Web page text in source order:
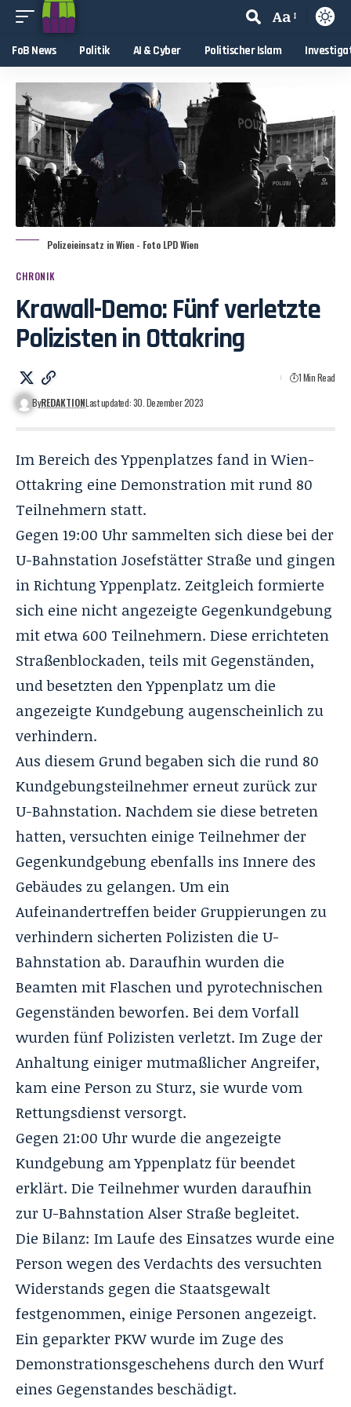
Aa
FoB News Politik AI & Cyber Politischer Islam
Polizeieinsatz in Wien - Foto LPD Wien
CHRONIK
Krawall-Demo: Fünf verletzte
Polizisten in Ottakring
ByREDAKTIONLast updated: 30. Dezember 2023
1 Min Read
Im Bereich des Yppenplatzes fand in Wien-
Ottakring eine Demonstration mit rund 80
Teilnehmern statt.
Gegen 19:00 Uhr sammelten sich diese bei der
U-Bahnstation Josefstätter Straße und gingen
in Richtung Yppenplatz. Zeitgleich formierte
sich eine nicht angezeigte Gegenkundgebung
mit etwa 600 Teilnehmern. Diese errichteten
Straßenblockaden, teils mit Gegenständen,
und besetzten den Yppenplatz um die
angezeigte Kundgebung augenscheinlich zu
verhindern.
Aus diesem Grund begaben sich die rund 80
Kundgebungsteilnehmer erneut zurück zur
U-Bahnstation. Nachdem sie diese betreten
hatten, versuchten einige Teilnehmer der
Gegenkundgebung ebenfalls ins Innere des
Gebäudes zu gelangen. Um ein
Aufeinandertreffen beider Gruppierungen zu
verhindern sicherten Polizisten die U-
Bahnstation ab. Daraufhin wurden die
Beamten mit Flaschen und pyrotechnischen
Gegenständen beworfen. Bei dem Vorfall
wurden fünf Polizisten verletzt. Im Zuge der
Anhaltung einiger mutmaßlicher Angreifer,
kam eine Person zu Sturz, sie wurde vom
Rettungsdienst versorgt.
Gegen 21:00 Uhr wurde die angezeigte
Kundgebung am Yppenplatz für beendet
erklärt. Die Teilnehmer wurden daraufhin
zur U-Bahnstation Alser Straße begleitet.
Die Bilanz: Im Laufe des Einsatzes wurde eine
Person wegen des Verdachts des versuchten
Widerstands gegen die Staatsgewalt
festgenommen, einige Personen angezeigt.
Ein geparkter PKW wurde im Zuge des
Demonstrationsgeschehens durch den Wurf
eines Gegenstandes beschädigt.